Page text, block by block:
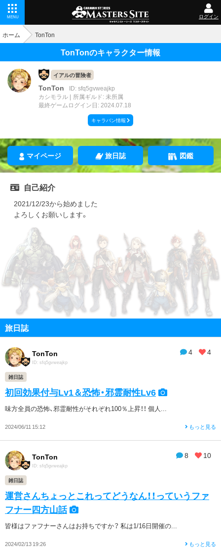
MENU ログイン
ホーム TonTon
TonTonのキャラクター情報
イアルの冒険者
TonTon
ID: sfq5gvweajkp
カシモラル
所属ギルド: 未所属
最終ゲームログイン日: 2024.07.18
キャラバン情報
マイページ 旅日誌 図鑑
自己紹介
2021/12/23から始めました
よろしくお願いします。
旅日誌
4 4
TonTon
ID: sfq5gvweajkp
雑日誌
初回効果付与Lv1＆恐怖・邪霊耐性Lv6
味方全員の恐怖、邪霊耐性がそれぞれ100％上昇！！ 個人...
2024/06/11 15:12 もっと見る
8 10
TonTon
ID: sfq5gvweajkp
雑日誌
運営さんちょっとこれってどうなん！！っていうファ
フナー四方山話
皆様はファフナーさんはお持ちですか？ 私は1/16日開催の...
2024/02/13 19:26 もっと見る